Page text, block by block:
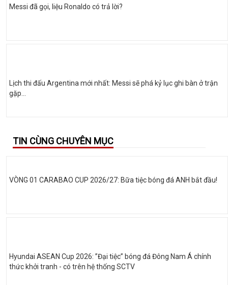
Messi đã gọi, liệu Ronaldo có trả lời?
Lịch thi đấu Argentina mới nhất: Messi sẽ phá kỷ lục ghi bàn ở trận
gặp...
TIN CÙNG CHUYÊN MỤC
VÒNG 01 CARABAO CUP 2026/27: Bữa tiệc bóng đá ANH bắt đầu!
Hyundai ASEAN Cup 2026: ”Đại tiệc” bóng đá Đông Nam Á chính
thức khởi tranh - có trên hệ thống SCTV